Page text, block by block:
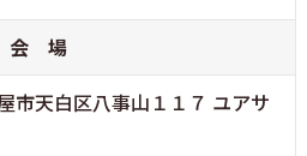
会 場
市天白区八事山１１７ ユアサ